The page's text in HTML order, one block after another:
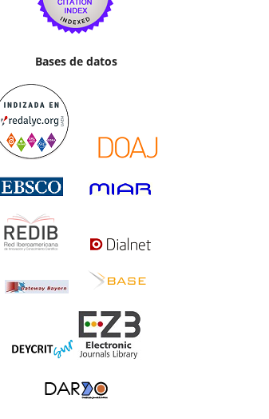
Bases de datos